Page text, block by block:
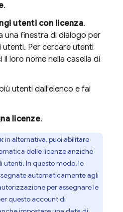
.
utenti con licenza.
una finestra di dialogo per
utenti. Per cercare utenti
il loro nome nella casella di
utenti dall'elenco e fai
licenze.
in alternativa, puoi abilitare
delle licenze anziché
utenti. In questo modo, le
automaticamente agli
per assegnare le
questo account di